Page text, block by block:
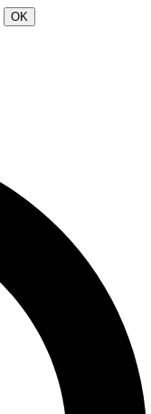
OK